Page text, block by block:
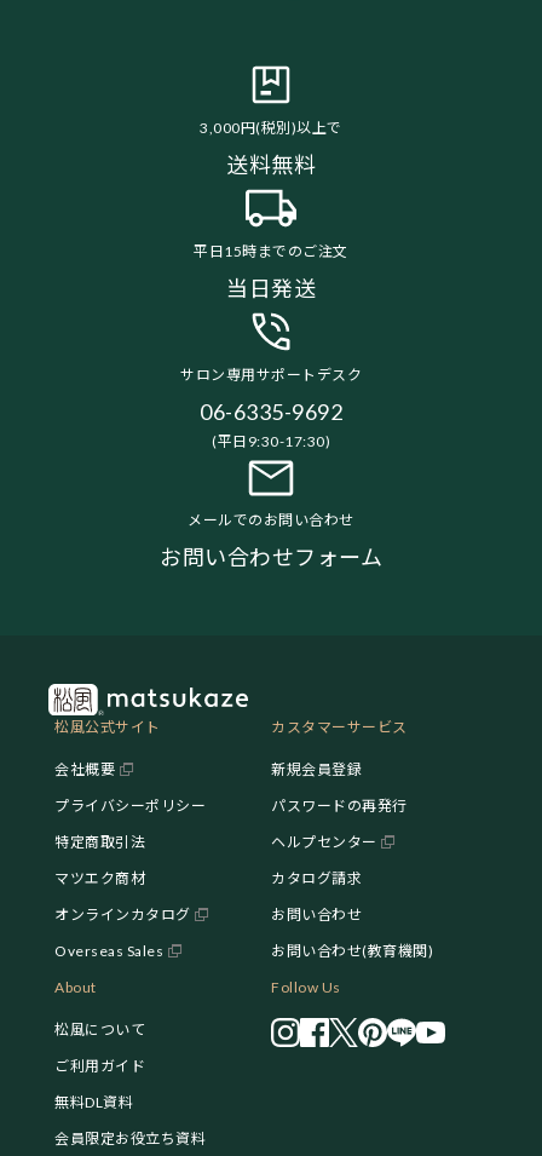
3,000円(税別)以上で
送料無料
平日15時までのご注文
当日発送
サロン専用サポートデスク
06-6335-9692
(平日9:30-17:30)
メールでのお問い合わせ
お問い合わせフォーム
松風公式サイト
会社概要
プライバシーポリシー
特定商取引法
マツエク商材
オンラインカタログ
Overseas Sales
カスタマーサービス
新規会員登録
パスワードの再発行
ヘルプセンター
カタログ請求
お問い合わせ
お問い合わせ(教育機関)
About
松風について
ご利用ガイド
無料DL資料
会員限定お役立ち資料
Follow Us